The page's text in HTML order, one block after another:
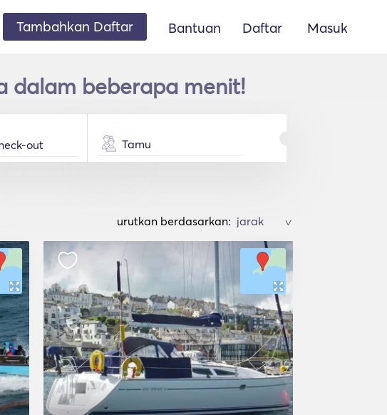
Tambahkan Daftar Bantuan Daftar Masuk
dalam beberapa menit!
Tamu
urutkan berdasarkan: >